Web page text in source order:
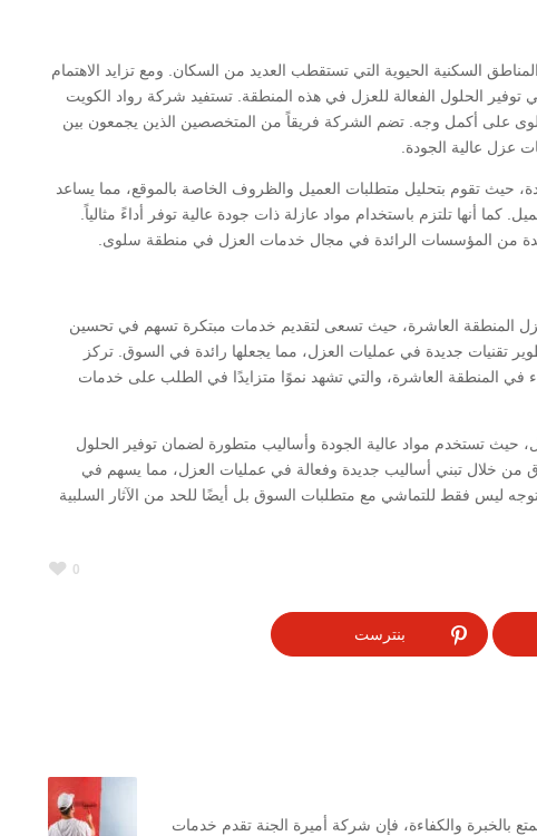
السكنية الحيوية التي تستقطب العديد من السكان. ومع تزايد الاهتمام
الحلول الفعالة للعزل في هذه المنطقة. تستفيد شركة رواد الكويت
سلوى على أكمل وجه. تضم الشركة فريقاً من المتخصصين الذين يجمعون بين
عزل عالية الجودة.
تقوم بتحليل متطلبات العميل والظروف الخاصة بالموقع، مما يساعد
أنها تلتزم باستخدام مواد عازلة ذات جودة عالية توفر أداءً مثالياً.
من المؤسسات الرائدة في مجال خدمات العزل في منطقة سلوى.
المنطقة العاشرة، حيث تسعى لتقديم خدمات مبتكرة تسهم في تحسين
تقنيات جديدة في عمليات العزل، مما يجعلها رائدة في السوق. تركز
في المنطقة العاشرة، والتي تشهد نموًا متزايدًا في الطلب على خدمات
حيث تستخدم مواد عالية الجودة وأساليب متطورة لضمان توفير الحلول
من خلال تبني أساليب جديدة وفعالة في عمليات العزل، مما يسهم في
ليس فقط للتماشي مع متطلبات السوق بل أيضًا للحد من الآثار السلبية
0
بنترست
والكفاءة، فإن شركة أميرة الجنة تقدم خدمات